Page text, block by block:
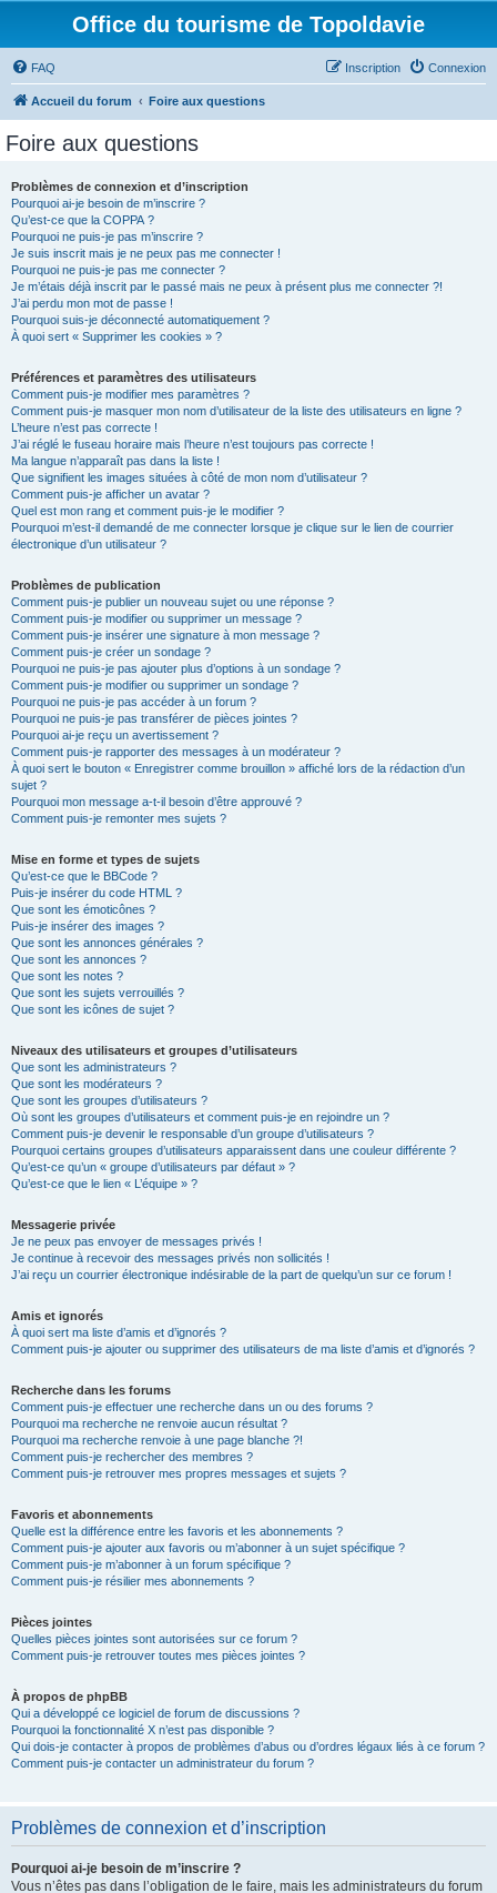
Office du tourisme de Topoldavie
FAQ Connexion
Inscription
Accueil du forum Foire aux questions
Foire aux questions
Problèmes de connexion et d’inscription
Pourquoi ai-je besoin de m’inscrire ?
Qu’est-ce que la COPPA ?
Pourquoi ne puis-je pas m’inscrire ?
Je suis inscrit mais je ne peux pas me connecter !
Pourquoi ne puis-je pas me connecter ?
Je m’étais déjà inscrit par le passé mais ne peux à présent plus me connecter ?!
J’ai perdu mon mot de passe !
Pourquoi suis-je déconnecté automatiquement ?
À quoi sert « Supprimer les cookies » ?
Préférences et paramètres des utilisateurs
Comment puis-je modifier mes paramètres ?
Comment puis-je masquer mon nom d’utilisateur de la liste des utilisateurs en ligne ?
L’heure n’est pas correcte !
J’ai réglé le fuseau horaire mais l’heure n’est toujours pas correcte !
Ma langue n’apparaît pas dans la liste !
Que signifient les images situées à côté de mon nom d’utilisateur ?
Comment puis-je afficher un avatar ?
Quel est mon rang et comment puis-je le modifier ?
Pourquoi m’est-il demandé de me connecter lorsque je clique sur le lien de courrier
électronique d’un utilisateur ?
Problèmes de publication
Comment puis-je publier un nouveau sujet ou une réponse ?
Comment puis-je modifier ou supprimer un message ?
Comment puis-je insérer une signature à mon message ?
Comment puis-je créer un sondage ?
Pourquoi ne puis-je pas ajouter plus d’options à un sondage ?
Comment puis-je modifier ou supprimer un sondage ?
Pourquoi ne puis-je pas accéder à un forum ?
Pourquoi ne puis-je pas transférer de pièces jointes ?
Pourquoi ai-je reçu un avertissement ?
Comment puis-je rapporter des messages à un modérateur ?
À quoi sert le bouton « Enregistrer comme brouillon » affiché lors de la rédaction d’un
sujet ?
Pourquoi mon message a-t-il besoin d’être approuvé ?
Comment puis-je remonter mes sujets ?
Mise en forme et types de sujets
Qu’est-ce que le BBCode ?
Puis-je insérer du code HTML ?
Que sont les émoticônes ?
Puis-je insérer des images ?
Que sont les annonces générales ?
Que sont les annonces ?
Que sont les notes ?
Que sont les sujets verrouillés ?
Que sont les icônes de sujet ?
Niveaux des utilisateurs et groupes d’utilisateurs
Que sont les administrateurs ?
Que sont les modérateurs ?
Que sont les groupes d’utilisateurs ?
Où sont les groupes d’utilisateurs et comment puis-je en rejoindre un ?
Comment puis-je devenir le responsable d’un groupe d’utilisateurs ?
Pourquoi certains groupes d’utilisateurs apparaissent dans une couleur différente ?
Qu’est-ce qu’un « groupe d’utilisateurs par défaut » ?
Qu’est-ce que le lien « L’équipe » ?
Messagerie privée
Je ne peux pas envoyer de messages privés !
Je continue à recevoir des messages privés non sollicités !
J’ai reçu un courrier électronique indésirable de la part de quelqu’un sur ce forum !
Amis et ignorés
À quoi sert ma liste d’amis et d’ignorés ?
Comment puis-je ajouter ou supprimer des utilisateurs de ma liste d’amis et d’ignorés ?
Recherche dans les forums
Comment puis-je effectuer une recherche dans un ou des forums ?
Pourquoi ma recherche ne renvoie aucun résultat ?
Pourquoi ma recherche renvoie à une page blanche ?!
Comment puis-je rechercher des membres ?
Comment puis-je retrouver mes propres messages et sujets ?
Favoris et abonnements
Quelle est la différence entre les favoris et les abonnements ?
Comment puis-je ajouter aux favoris ou m’abonner à un sujet spécifique ?
Comment puis-je m’abonner à un forum spécifique ?
Comment puis-je résilier mes abonnements ?
Pièces jointes
Quelles pièces jointes sont autorisées sur ce forum ?
Comment puis-je retrouver toutes mes pièces jointes ?
À propos de phpBB
Qui a développé ce logiciel de forum de discussions ?
Pourquoi la fonctionnalité X n’est pas disponible ?
Qui dois-je contacter à propos de problèmes d’abus ou d’ordres légaux liés à ce forum ?
Comment puis-je contacter un administrateur du forum ?
Problèmes de connexion et d’inscription
Pourquoi ai-je besoin de m’inscrire ?
Vous n’êtes pas dans l’obligation de le faire, mais les administrateurs du forum